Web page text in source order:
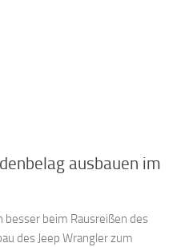
ausbauen im
besser beim Rausreißen des
des Jeep Wrangler zum